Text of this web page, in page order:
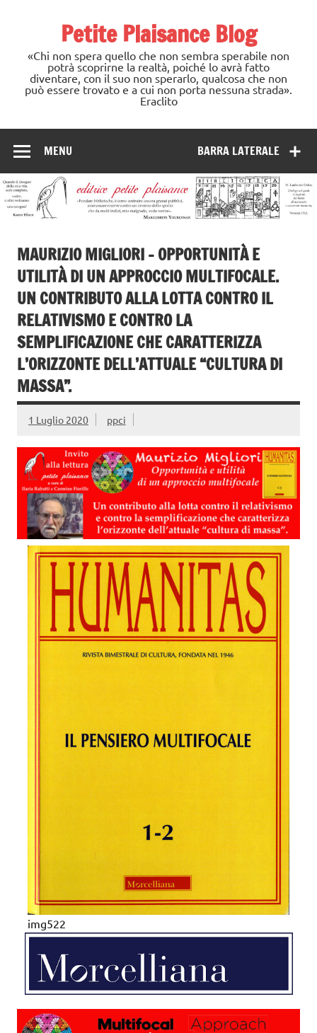
Petite Plaisance Blog
«Chi non spera quello che non sembra sperabile non
potrà scoprirne la realtà, poiché lo avrà fatto
diventare, con il suo non sperarlo, qualcosa che non
può essere trovato e a cui non porta nessuna strada».
Eraclito
BARRA LATERALE
MENU
MAURIZIO MIGLIORI – OPPORTUNITÀ E
UTILITÀ DI UN APPROCCIO MULTIFOCALE.
UN CONTRIBUTO ALLA LOTTA CONTRO IL
RELATIVISMO E CONTRO LA
SEMPLIFICAZIONE CHE CARATTERIZZA
L’ORIZZONTE DELL’ATTUALE “CULTURA DI
MASSA”.
1 Luglio 2020 ppci
img522